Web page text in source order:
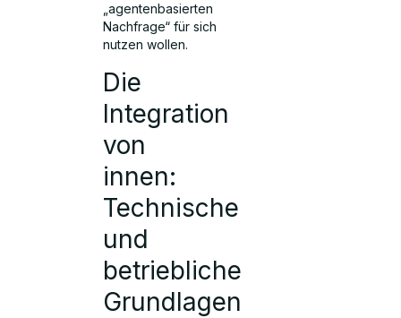
„agentenbasierten
Nachfrage“ für sich
nutzen wollen.
Die
Integration
von
innen:
Technische
und
betriebliche
Grundlagen